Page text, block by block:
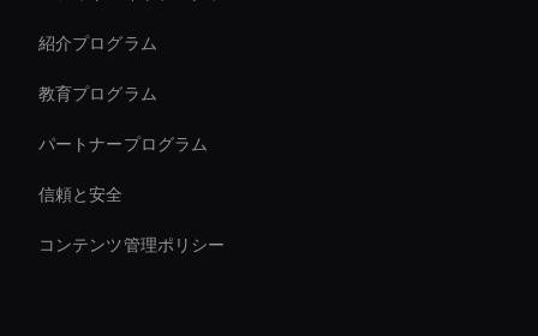
紹介プログラム
教育プログラム
パートナープログラム
信頼と安全
コンテンツ管理ポリシー